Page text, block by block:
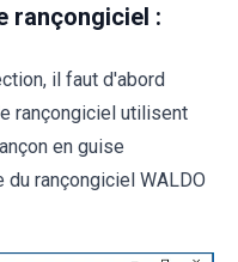
rançongiciel :
il faut d'abord
rançongiciel utilisent
en guise
rançongiciel WALDO